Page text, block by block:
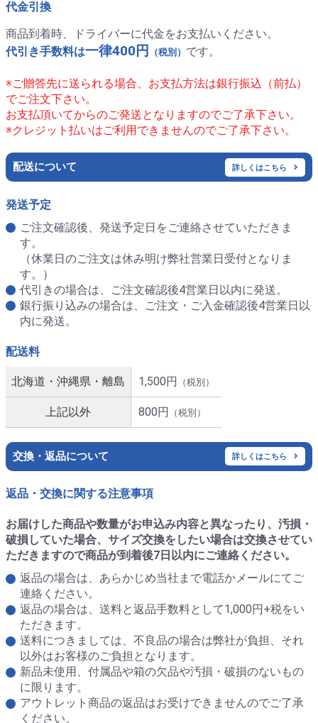
代金引換
商品到着時、ドライバーに代金をお支払いください。
代引き手数料は一律400円 （税別） です。
※ご贈答先に送られる場合、お支払方法は銀行振込（前払）
でご注文下さい。
お支払頂いてからのご発送となりますのでご了承下さい。
※クレジット払いはご利用できませんのでご了承下さい。
配送について 詳しくはこちら
発送予定
ご注文確認後、発送予定日をご連絡させていただきま
す。
（休業日のご注文は休み明け弊社営業日受付となりま
す。）
代引きの場合は、ご注文確認後4営業日以内に発送。
銀行振り込みの場合は、ご注文・ご入金確認後4営業日以
内に発送。
配送料
北海道・沖縄県・離島 1,500円 （税別）
上記以外 800円 （税別）
交換・返品について 詳しくはこちら
返品・交換に関する注意事項
お届けした商品や数量がお申込み内容と異なったり、汚損・
破損していた場合、サイズ交換をしたい場合は交換させてい
ただきますので商品が到着後7日以内にご連絡ください。
返品の場合は、あらかじめ当社まで電話かメールにてご
連絡ください。
返品の場合は、送料と返品手数料として1,000円+税をい
ただきます。
送料につきましては、不良品の場合は弊社が負担、それ
以外はお客様のご負担となります。
新品未使用、付属品や箱の欠品や汚損・破損のないもの
に限ります。
アウトレット商品の返品はお受けできませんのでご了承
ください。